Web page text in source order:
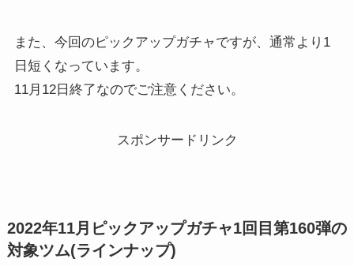
また、今回のピックアップガチャですが、通常より1
日短くなっています。
11月12日終了なのでご注意ください。
スポンサードリンク
2022年11月ピックアップガチャ1回目第160弾の
対象ツム(ラインナップ)